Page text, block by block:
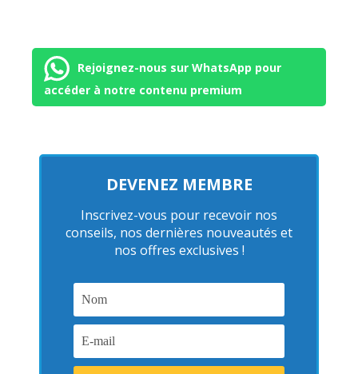
Rejoignez-nous sur WhatsApp pour
accéder à notre contenu premium
DEVENEZ MEMBRE
Inscrivez-vous pour recevoir nos
conseils, nos dernières nouveautés et
nos offres exclusives !